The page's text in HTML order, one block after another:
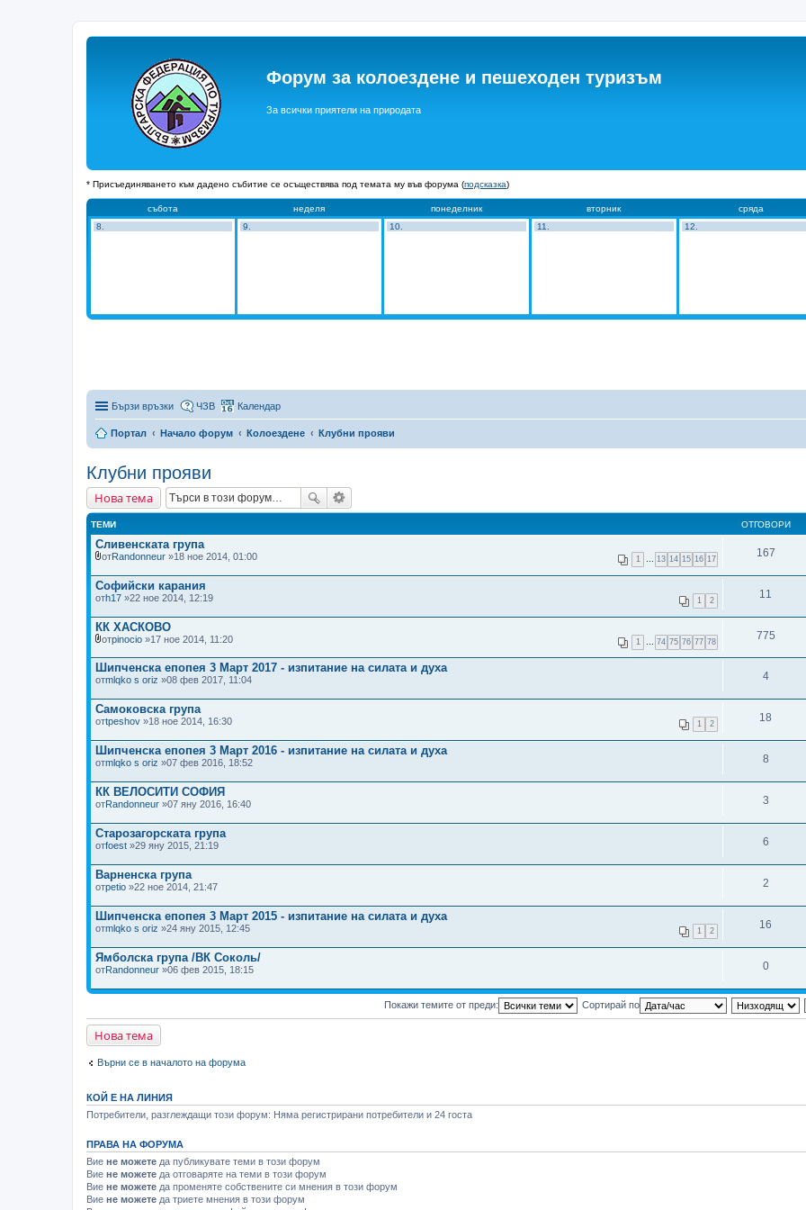
Форум за колоездене и пешеходен туризъм
За всички приятели на природата
* Присъединяването към дадено събитие се осъществява под темата му във форума (подсказка)
събота неделя понеделник вторник сряда
8.
9. 10. 11. 12.
Бързи връзки ЧЗВ Календар
Портал Начало форум Колоездене Клубни прояви
Клубни прояви
Нова тема
ТЕМИ ОТГОВОРИ
Сливенската група
1 … 13 14 15 16 17
р
и
к
ч
е
н
и
)
ф
й
л
(
о
в
е
отRandonneur »18 ное 2014, 01:00 167
Софийски карания
1 2
отh17 »22 ное 2014, 12:19 11
КК ХАСКОВО
1 … 74 75 76 77 78
р
и
к
ч
е
н
и
)
ф
й
л
(
о
в
е
отpinocio »17 ное 2014, 11:20 775
Шипченска епопея 3 Март 2017 - изпитание на силата и духа
отmlqko s oriz »08 фев 2017, 11:04 4
Самоковска група
1 2
отtpeshov »18 ное 2014, 16:30 18
Шипченска епопея 3 Март 2016 - изпитание на силата и духа
отmlqko s oriz »07 фев 2016, 18:52 8
КК ВЕЛОСИТИ СОФИЯ
отRandonneur »07 яну 2016, 16:40 3
Старозагорската група
отfoest »29 яну 2015, 21:19 6
Варненска група
отpetio »22 ное 2014, 21:47 2
Шипченска епопея 3 Март 2015 - изпитание на силата и духа
1 2
отmlqko s oriz »24 яну 2015, 12:45 16
Ямболска група /ВК Соколь/
отRandonneur »06 фев 2015, 18:15 0
Покажи темите от преди: Сортирай по
Нова тема
Върни се в началото на форума
КОЙ Е НА ЛИНИЯ
Потребители, разглеждащи този форум: Няма регистрирани потребители и 24 госта
ПРАВА НА ФОРУМА
Вие не можете да публикувате теми в този форум
Вие не можете да отговаряте на теми в този форум
Вие не можете да променяте собствените си мнения в този форум
Вие не можете да триете мнения в този форум